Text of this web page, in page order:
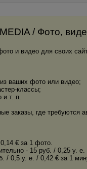
/ Фото,
и видео для своих
ваших фото или видео;
классы;
и т. п.
заказы, где требуются
€ за 1 фото.
- 15 руб. / 0,25 у.
/ 0,5 у. е. / 0,42 € за 1